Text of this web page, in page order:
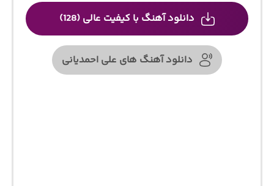
دانلود آهنگ با کیفیت عالی (128)
دانلود آهنگ های علی احمدیانی